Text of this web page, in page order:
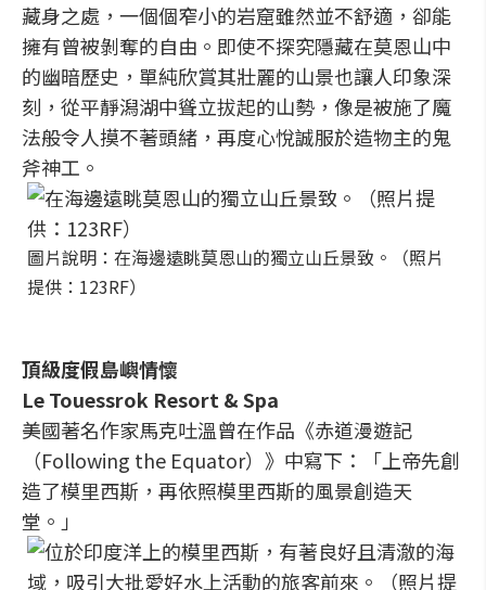
藏身之處，一個個窄小的岩窟雖然並不舒適，卻能
擁有曾被剝奪的自由。即使不探究隱藏在莫恩山中
的幽暗歷史，單純欣賞其壯麗的山景也讓人印象深
刻，從平靜潟湖中聳立拔起的山勢，像是被施了魔
法般令人摸不著頭緒，再度心悅誠服於造物主的鬼
斧神工。
圖片說明：在海邊遠眺莫恩山的獨立山丘景致。（照片
提供：123RF）
頂級度假島嶼情懷
Le Touessrok Resort & Spa
美國著名作家馬克吐溫曾在作品《赤道漫遊記
（Following the Equator）》中寫下：「上帝先創
造了模里西斯，再依照模里西斯的風景創造天
堂。」